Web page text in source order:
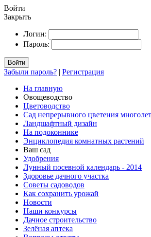
Войти
Закрыть
Логин:
Пароль:
Войти
Забыли пароль? | Регистрация
На главную
Овощеводство
Цветоводство
Сад непрерывного цветения
Ландшафтный дизайн
На подоконнике
Энциклопедия комнатных растений
Ваш сад
Удобрения
Лунный посевной календарь - 2014
Здоровье дачного участка
Советы садоводов
Как сохранить урожай
Новости
Наши конкурсы
Дачное строительство
Зелёная аптека